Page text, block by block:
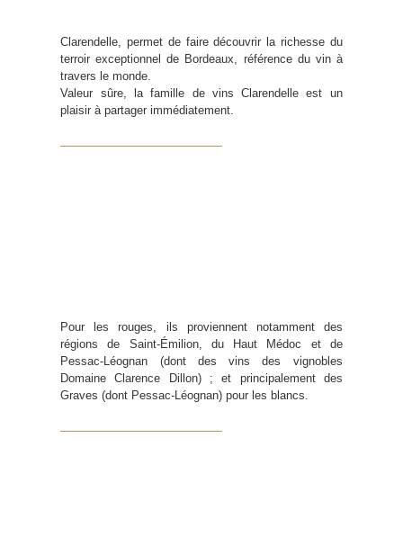
Clarendelle, permet de faire découvrir la richesse du
terroir exceptionnel de Bordeaux, référence du vin à
travers le monde.
Valeur sûre, la famille de vins Clarendelle est un
plaisir à partager immédiatement.
Pour les rouges, ils proviennent notamment des
régions de Saint-Émilion, du Haut Médoc et de
Pessac-Léognan (dont des vins des vignobles
Domaine Clarence Dillon) ; et principalement des
Graves (dont Pessac-Léognan) pour les blancs.